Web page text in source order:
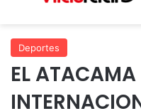
Deportes
EL ATACAMA